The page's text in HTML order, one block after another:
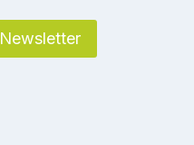
Newsletter